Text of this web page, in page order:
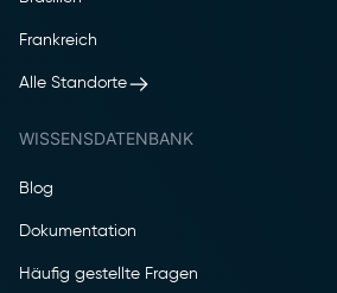
Frankreich
Alle Standorte
WISSENSDATENBANK
Blog
Dokumentation
Häufig gestellte Fragen